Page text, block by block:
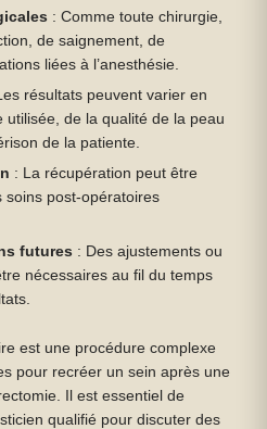
: Comme toute chirurgie,
de saignement, de
liées à l’anesthésie.
résultats peuvent varier en
utilisée, de la qualité de la peau
de la patiente.
: La récupération peut être
soins post-opératoires
futures : Des ajustements ou
nécessaires au fil du temps
est une procédure complexe
pour recréer un sein après une
Il est essentiel de
qualifié pour discuter des